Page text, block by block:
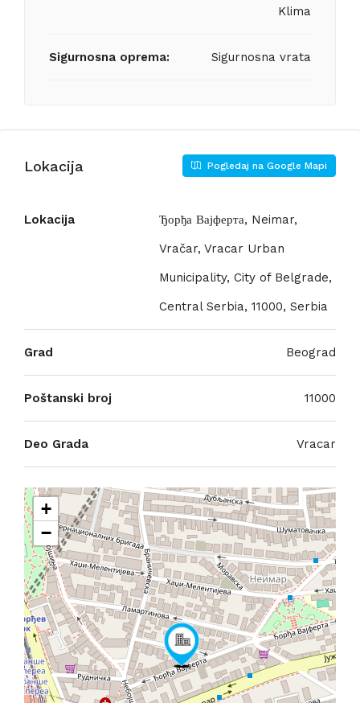
Klima
Sigurnosna oprema: Sigurnosna vrata
Lokacija Pogledaj na Google Mapi
Lokacija
Ђорђа Вајферта, Neimar,
Vračar, Vracar Urban
Municipality, City of Belgrade,
Central Serbia, 11000, Serbia
Grad Beograd
Poštanski broj 11000
Deo Grada Vracar
+
−